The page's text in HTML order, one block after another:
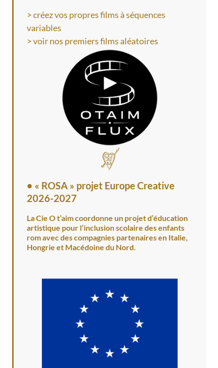
> créez vos propres films à séquences
variables
> voir nos premiers films aléatoires
• « ROSA » projet Europe Creative
2026-2027
La Cie O t’aim coordonne un projet d’éducation
artistique pour l’inclusion scolaire des enfants
rom avec des compagnies partenaires en Italie,
Hongrie et Macédoine du Nord.